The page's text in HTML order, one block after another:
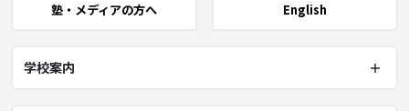
塾・メディアの方へ English
学校案内